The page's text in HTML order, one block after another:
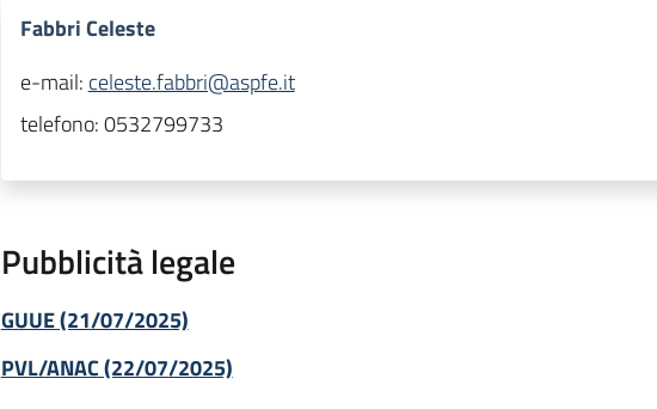
Fabbri Celeste
e-mail: celeste.fabbri@aspfe.it
telefono:0532799733
Pubblicità legale
GUUE (21/07/2025)
PVL/ANAC (22/07/2025)